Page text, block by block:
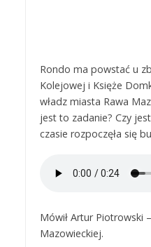
Rondo ma powstać u
Kolejowej i Księże
władz miasta Rawa
jest to zadanie? Czy
czasie rozpoczęła się
Mówił Artur Piotrowski
Mazowieckiej.